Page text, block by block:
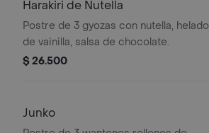
Harakiri de Nutella
Postre de 3 gyozas con nutella, helado
de vainilla, salsa de chocolate.
$ 26.500
Junko